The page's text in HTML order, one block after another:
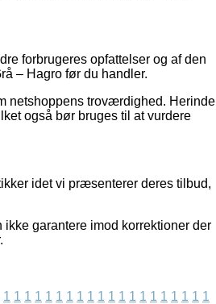
forbrugeres opfattelser og af den
– Hagro før du handler.
netshoppens troværdighed. Herinde
også bør bruges til at vurdere
idet vi præsenterer deres tilbud,
garantere imod korrektioner der
1 1 1 1 1 1 1 1 1 1 1 1 1 1 1 1 1 1 1 1